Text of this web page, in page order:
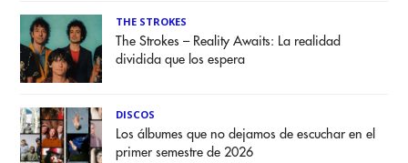
THE STROKES
The Strokes – Reality Awaits: La realidad
dividida que los espera
DISCOS
Los álbumes que no dejamos de escuchar en el
primer semestre de 2026